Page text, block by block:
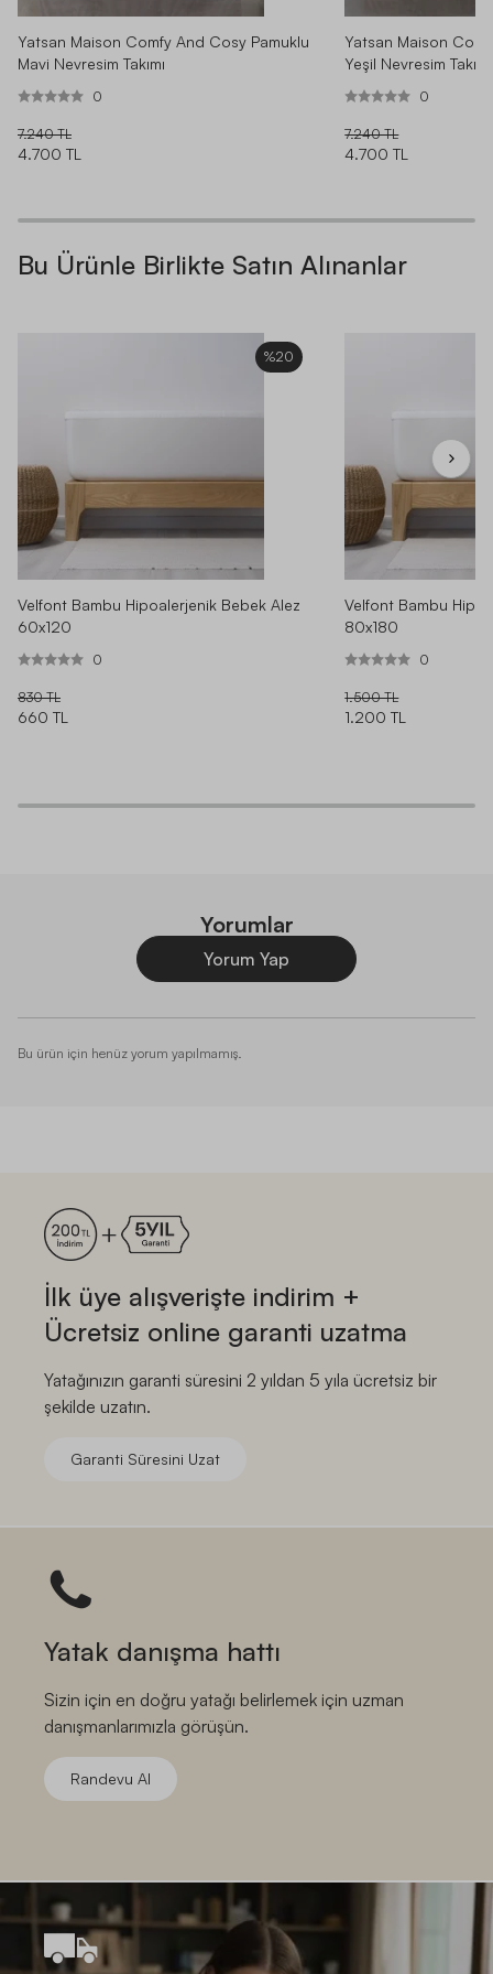
Yatsan Maison Comfy And Cosy Pamuklu
Mavi Nevresim Takımı
0
7.240 TL
4.700 TL
Yatsan Maison
Yeşil Nevresim Takımı
0
7.240 TL
4.700 TL
Bu Ürünle Birlikte Satın Alınanlar
%20
Velfont Bambu Hipoalerjenik Bebek Alez
60x120
0
830 TL
660 TL
Velfont Bambu
80x180
0
1.500 TL
1.200 TL
Yorumlar
Yorum Yap
Bu ürün için henüz yorum yapılmamış.
İlk üye alışverişte indirim +
Ücretsiz online garanti uzatma
Yatağınızın garanti süresini 2 yıldan 5 yıla ücretsiz bir
şekilde uzatın.
Garanti Süresini Uzat
Yatak danışma hattı
Sizin için en doğru yatağı belirlemek için uzman
danışmanlarımızla görüşün.
Randevu Al